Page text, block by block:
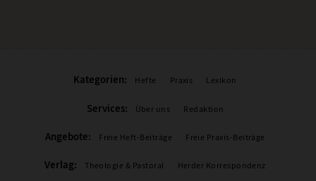
Kategorien: Hefte Praxis Lexikon
Services: Über uns Redaktion
Angebote: Freie Heft-Beiträge Freie Praxis-Beiträge
Verlag: Theologie & Pastoral Herder Korrespondenz